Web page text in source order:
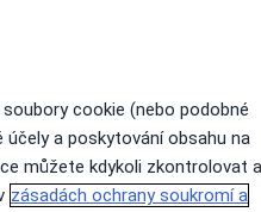
cookie (nebo podobné
a poskytování obsahu na
můžete kdykoli zkontrolovat a
zásadách ochrany soukromí a